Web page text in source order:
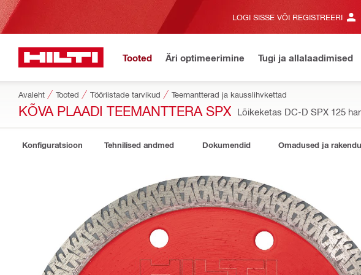
LOGI SISSE VÕI REGISTREERI
Tooted Äri optimeerimine Tugi ja allalaadimised
Avaleht Tooted Tööriistade tarvikud Teemantterad ja kausslihvkettad
KÕVA PLAADI TEEMANTTERA SPX Lõikeketas DC-D SPX 125
Konfiguratsioon Tehnilised andmed Dokumendid Omadused ja